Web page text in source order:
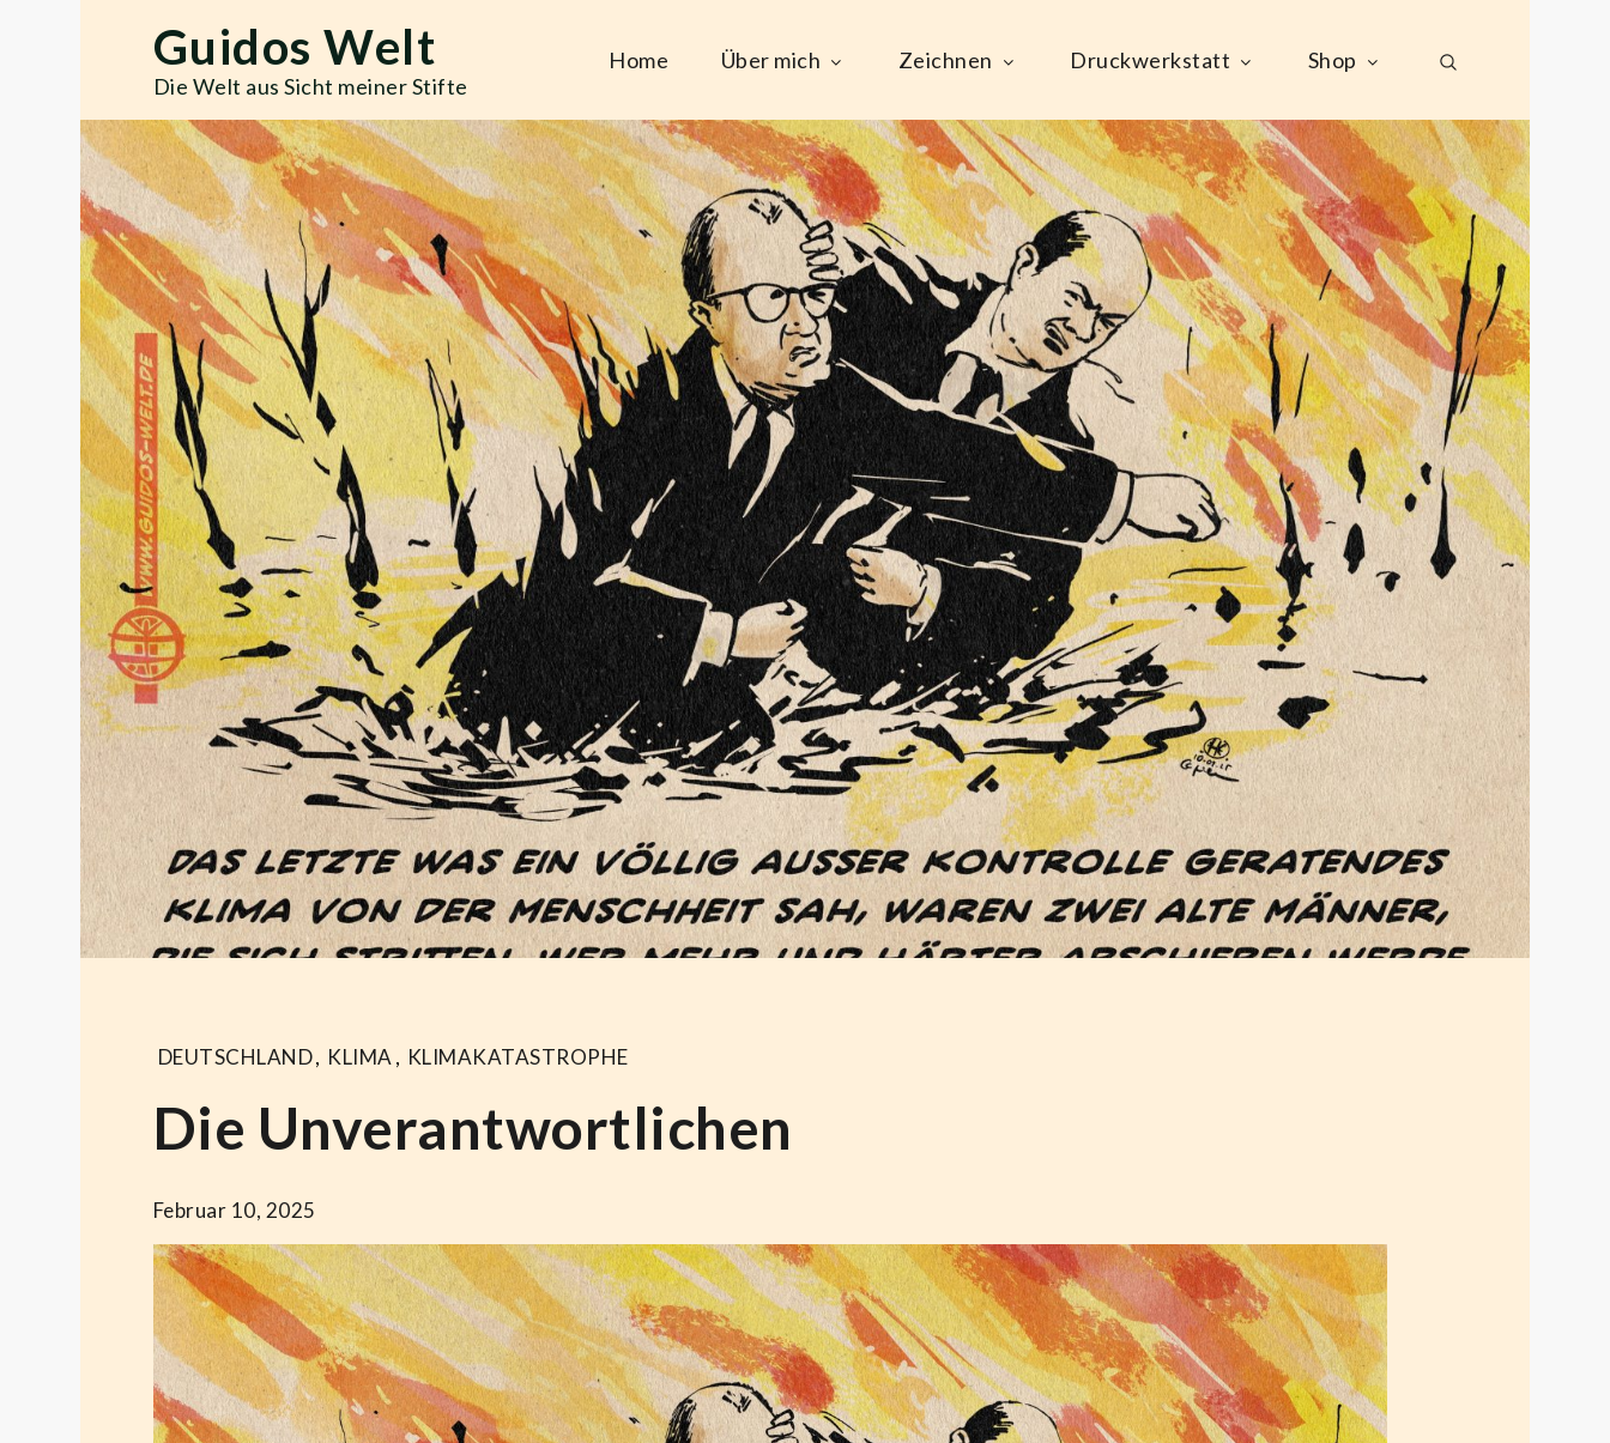
Guidos Welt
Die Welt aus Sicht meiner Stifte
Home Über mich Zeichnen Druckwerkstatt Shop
DEUTSCHLAND, KLIMA , KLIMAKATASTROPHE
Die Unverantwortlichen
Februar 10, 2025